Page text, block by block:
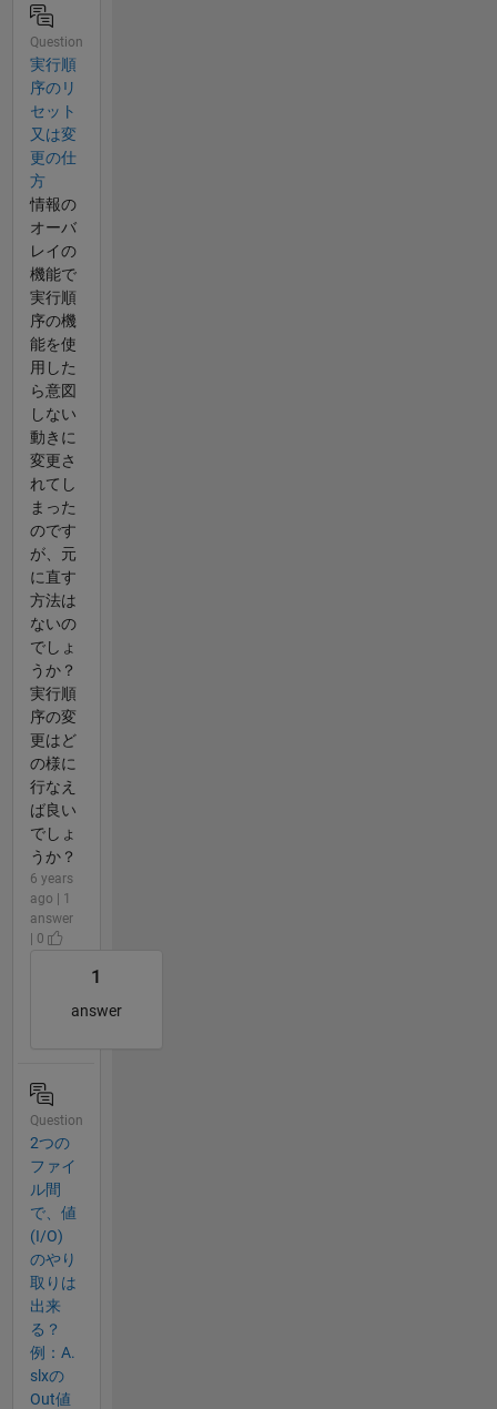
Question
実行順
序のリ
セット
又は変
更の仕
方
情報の
オーバ
レイの
機能で
実行順
序の機
能を使
用した
ら意図
しない
動きに
変更さ
れてし
まった
のです
が、元
に直す
方法は
ないの
でしょ
うか？
実行順
序の変
更はど
の様に
行なえ
ば良い
でしょ
うか？
6 years
ago | 1
answer
| 0
1
answer
Question
2つの
ファイ
ル間
で、​値
(I/O)
のやり
取​りは
出来
る？
例：A.​
slxの
Out値